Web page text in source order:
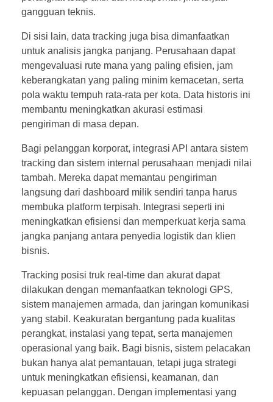
gangguan teknis.
Di sisi lain, data tracking juga bisa dimanfaatkan
untuk analisis jangka panjang. Perusahaan dapat
mengevaluasi rute mana yang paling efisien, jam
keberangkatan yang paling minim kemacetan, serta
pola waktu tempuh rata-rata per kota. Data historis ini
membantu meningkatkan akurasi estimasi
pengiriman di masa depan.
Bagi pelanggan korporat, integrasi API antara sistem
tracking dan sistem internal perusahaan menjadi nilai
tambah. Mereka dapat memantau pengiriman
langsung dari dashboard milik sendiri tanpa harus
membuka platform terpisah. Integrasi seperti ini
meningkatkan efisiensi dan memperkuat kerja sama
jangka panjang antara penyedia logistik dan klien
bisnis.
Tracking posisi truk real-time dan akurat dapat
dilakukan dengan memanfaatkan teknologi GPS,
sistem manajemen armada, dan jaringan komunikasi
yang stabil. Keakuratan bergantung pada kualitas
perangkat, instalasi yang tepat, serta manajemen
operasional yang baik. Bagi bisnis, sistem pelacakan
bukan hanya alat pemantauan, tetapi juga strategi
untuk meningkatkan efisiensi, keamanan, dan
kepuasan pelanggan. Dengan implementasi yang